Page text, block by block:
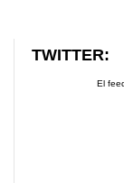
TWITTER:
El